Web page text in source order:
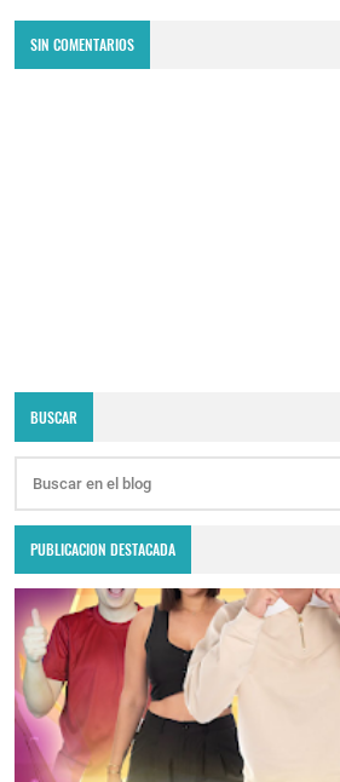
SIN COMENTARIOS
BUSCAR
PUBLICACION DESTACADA